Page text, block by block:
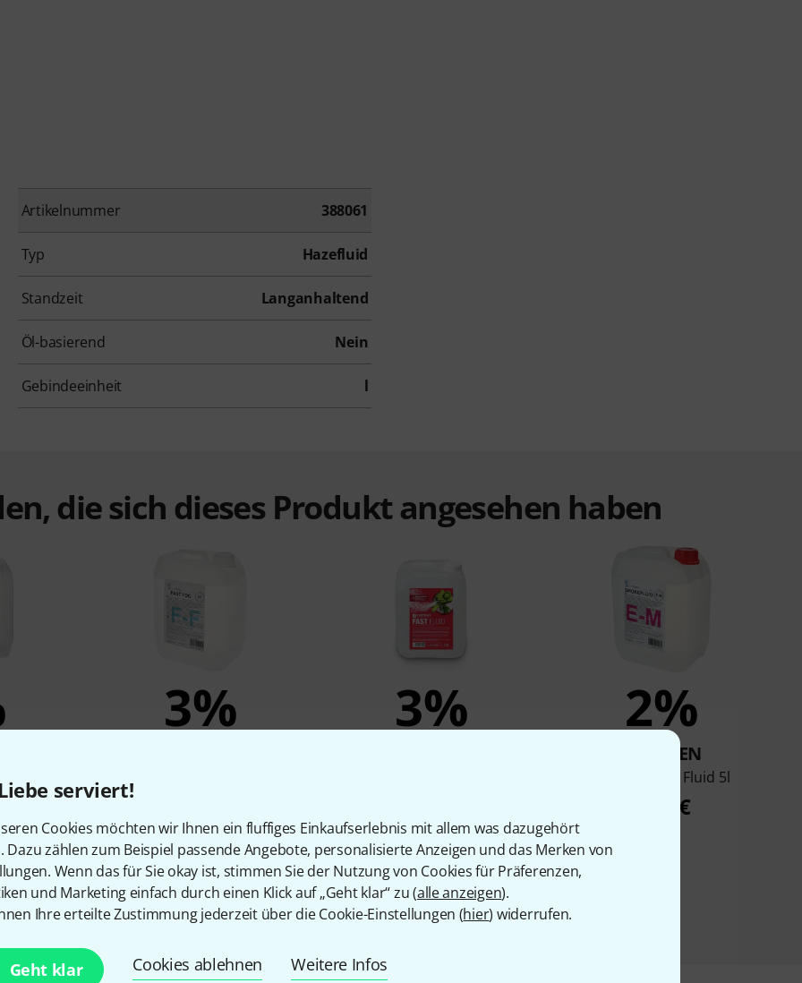
serviert!
Cookies möchten wir Ihnen ein fluffiges Einkaufserlebnis mit allem was dazugehört
Dazu zählen zum Beispiel passende Angebote, personalisierte Anzeigen und das Merken von
Wenn das für Sie okay ist, stimmen Sie der Nutzung von Cookies für Präferenzen,
und Marketing einfach durch einen Klick auf „Geht klar“ zu (alle anzeigen).
Ihre erteilte Zustimmung jederzeit über die Cookie-Einstellungen (hier) widerrufen.
Geht klar Cookies ablehnen Weitere Infos
Artikelnummer 388061
Typ Hazefluid
Standzeit Langanhaltend
Öl-basierend Nein
Gebindeeinheit l
die sich dieses Produkt angesehen haben
Fluid 5l
3%
Stairville Fast Fog Fluid 5l - CO2
29 €
3% 2%
KAUFTEN
Stairville E-M Fluid 5l
9,90 €
Vergleichen